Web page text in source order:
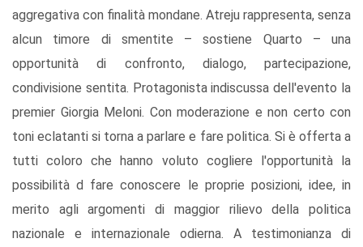
aggregativa con finalità mondane. Atreju rappresenta, senza
alcun timore di smentite – sostiene Quarto – una
opportunità di confronto, dialogo, partecipazione,
condivisione sentita. Protagonista indiscussa dell'evento la
premier Giorgia Meloni. Con moderazione e non certo con
toni eclatanti si torna a parlare e fare politica. Si è offerta a
tutti coloro che hanno voluto cogliere l'opportunità la
possibilità d fare conoscere le proprie posizioni, idee, in
merito agli argomenti di maggior rilievo della politica
nazionale e internazionale odierna. A testimonianza di